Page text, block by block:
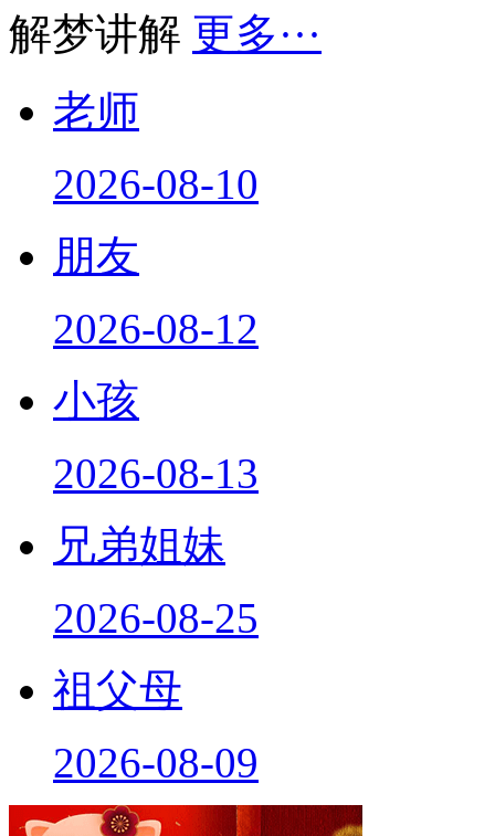
解梦讲解 更多···
老师
2026-08-10
朋友
2026-08-12
小孩
2026-08-13
兄弟姐妹
2026-08-25
祖父母
2026-08-09